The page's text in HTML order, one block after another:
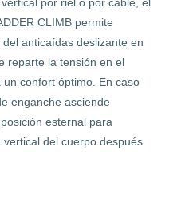
CLIMB permite
anticaídas deslizante en
reparte la tensión en el
confort óptimo. En caso
enganche asciende
esternal para
del cuerpo después